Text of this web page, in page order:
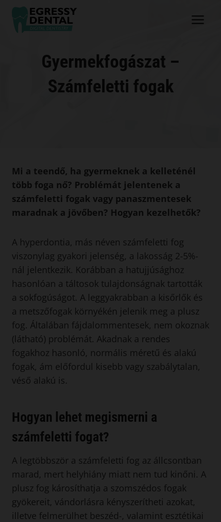
Skip
content
Gyermekfogászat –
Számfeletti fogak
Mi a teendő, ha gyermeknek a kelleténél
több foga nő? Problémát jelentenek a
számfeletti fogak vagy panaszmentesek
maradnak a jövőben? Hogyan kezelhetők?
A hyperdontia, más néven számfeletti fog
viszonylag gyakori jelenség, a lakosság 2-5%-
nál jelentkezik. Korábban a hatujjúsághoz
hasonlóan a táltosok tulajdonságnak tartották
a sokfogúságot. A leggyakrabban a kisőrlők és
a metszőfogak környékén jelenik meg a plusz
fog. Általában fájdalommentesek, nem okoznak
(látható) problémát. Akadnak a rendes
fogakhoz hasonló, normális méretű és alakú
fogak, ám előfordul kisebb vagy szabálytalan,
véső alakú is.
Hogyan lehet megismerni a
számfeletti fogat?
A legtöbbször a számfeletti fog az állcsontban
marad, mert helyhiány miatt nem tud kinőni. A
plusz fog károsíthatja a szomszédos fogak
gyökereit, vándorlásra kényszerítheti azokat,
illetve felmerülhet beszéd-, valamint esztétikai